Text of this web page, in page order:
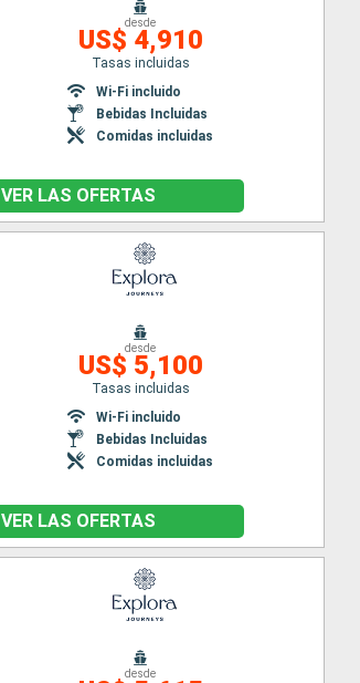
desde
US$ 4,910
Tasas incluidas
Wi-Fi incluido
Bebidas Incluidas
Comidas incluidas
VER LAS OFERTAS
desde
US$ 5,100
Tasas incluidas
Wi-Fi incluido
Bebidas Incluidas
Comidas incluidas
VER LAS OFERTAS
desde